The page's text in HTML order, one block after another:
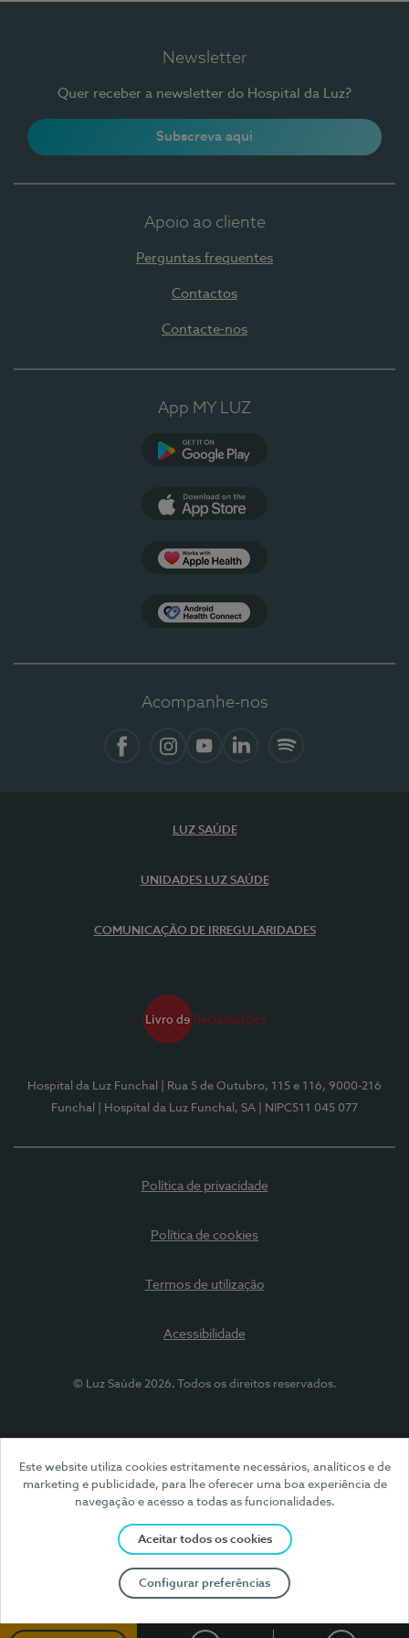
Este website utiliza cookies estritamente necessários, analíticos e de
marketing e publicidade, para lhe oferecer uma boa experiência de
navegação e acesso a todas as funcionalidades.
Aceitar todos os cookies
Configurar preferências
Newsletter
Quer receber a newsletter do Hospital da Luz?
Subscreva aqui
Apoio ao cliente
Perguntas frequentes
Contactos
Contacte-nos
App MY LUZ
Acompanhe-nos
LUZ SAÚDE
UNIDADES LUZ SAÚDE
COMUNICAÇÃO DE IRREGULARIDADES
Hospital da Luz Funchal
| Rua 5 de Outubro, 115 e 116, 9000-216
Funchal
| Hospital da Luz Funchal, SA | NIPC511 045 077
Política de privacidade
Política de cookies
Termos de utilização
Acessibilidade
© Luz Saúde 2026. Todos os direitos reservados.